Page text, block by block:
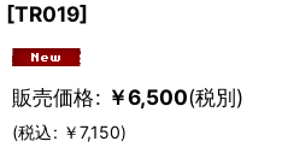
[TR019]
販売価格: ￥6,500(税別)
(税込: ￥7,150)